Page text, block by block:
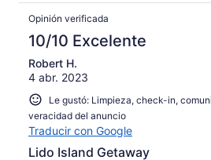
Opinión verificada
10/10 Excelente
Robert H.
4 abr. 2023
Le gustó: Limpieza, check-in,
veracidad del anuncio
Traducir con Google
Lido Island Getaway